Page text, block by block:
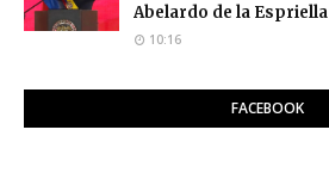
Abelardo de la Espriella
10:16
FACEBOOK